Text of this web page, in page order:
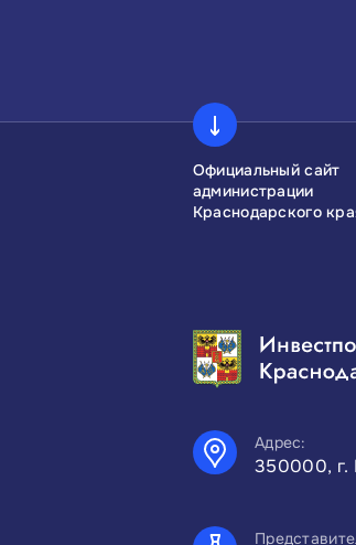
Официальный сайт
администрации
Краснодарского
Адрес:
350000, г.